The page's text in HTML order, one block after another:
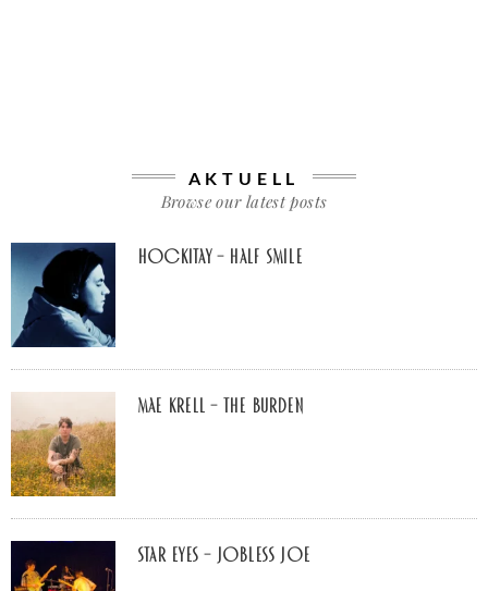
AKTUELL
Browse our latest posts
Hockitay – half smile
Mae Krell – the burden
Star Eyes – Jobless Joe